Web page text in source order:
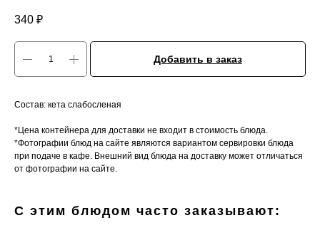
340 ₽
Добавить в заказ
Состав: кета слабосленая
*Цена контейнера для доставки не входит в стоимость блюда.
*Фотографии блюд на сайте являются вариантом сервировки блюда
при подаче в кафе. Внешний вид блюда на доставку может отличаться
от фотографии на сайте.
С этим блюдом часто заказывают: